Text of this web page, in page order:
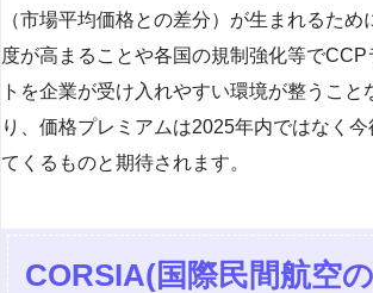
（市場平均価格との差分）が生まれるた
度が高まることや各国の規制強化等でCCP
トを企業が受け入れやすい環境が整うこと
り、価格プレミアムは2025年内ではなく
てくるものと期待されます。
CORSIA(国際民間航空